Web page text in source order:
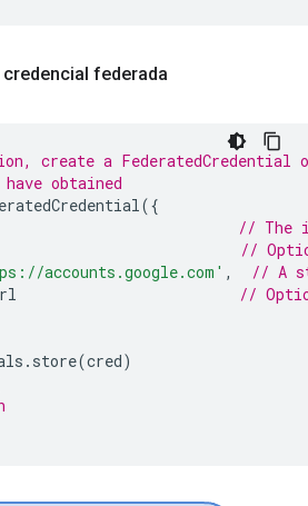
federada
create a FederatedCredential
obtained
({
// The
//
accounts.google.com' ,
// A
//
. store(cred)